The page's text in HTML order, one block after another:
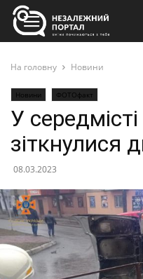
На головну Новини
Новини ФОТОфакт
У
зіткнулися
08.03.2023